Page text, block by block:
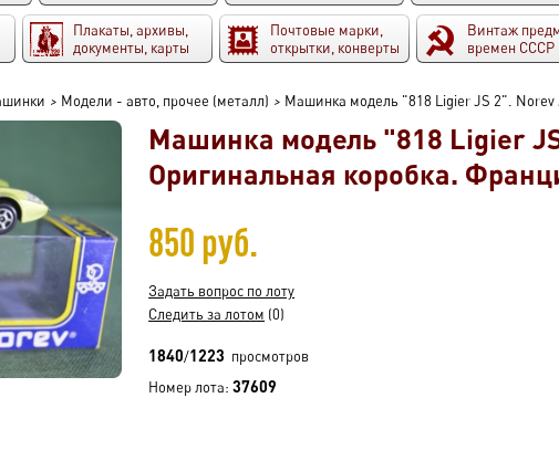
Плакаты, архивы,
документы, карты
Почтовые марки,
открытки, конверты
Винтаж
времен СССР
> Модели - авто, прочее (металл) > Машинка модель "818 Ligier JS 2". Norev
Машинка модель "818 Ligier
Оригинальная коробка.
850 руб.
Задать вопрос по лоту
Следить за лотом (0)
1840/1223 просмотров
Номер лота:37609